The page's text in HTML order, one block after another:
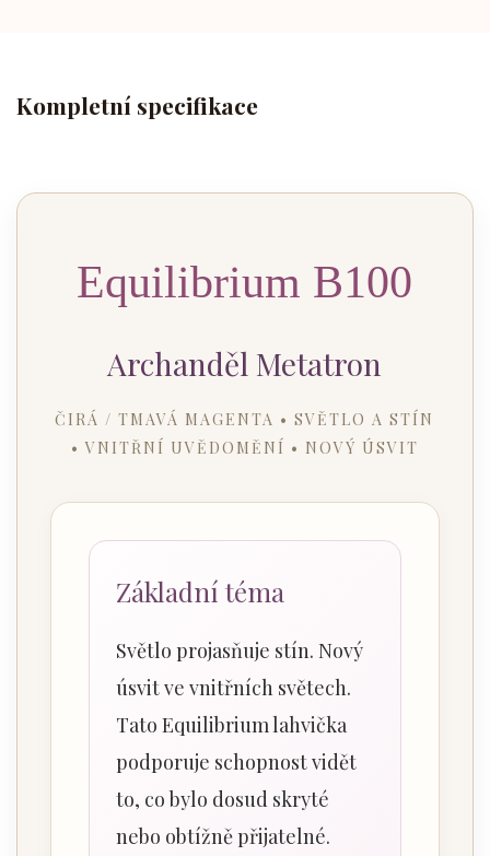
Kompletní specifikace
Equilibrium B100
Archanděl Metatron
ČIRÁ / TMAVÁ MAGENTA • SVĚTLO A STÍN
• VNITŘNÍ UVĚDOMĚNÍ • NOVÝ ÚSVIT
Základní téma
Světlo projasňuje stín. Nový
úsvit ve vnitřních světech.
Tato Equilibrium lahvička
podporuje schopnost vidět
to, co bylo dosud skryté
nebo obtížně přijatelné.